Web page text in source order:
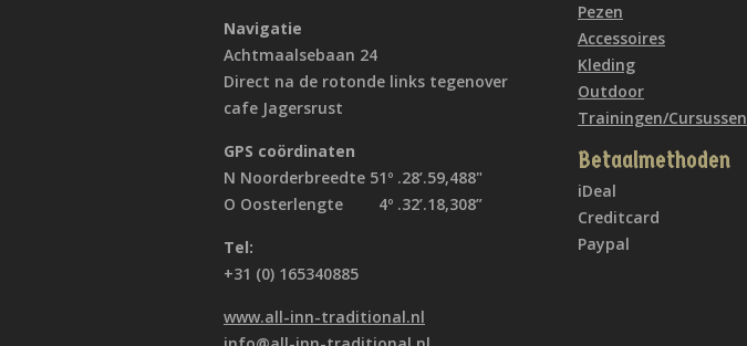
Navigatie
Achtmaalsebaan 24
Direct na de rotonde links tegenover
cafe Jagersrust
GPS coördinaten
N Noorderbreedte 51º .28’.59,488"
O Oosterlengte 4º .32’.18,308”
Tel:
+31 (0) 165340885
www.all-inn-traditional.nl
Pezen
Accessoires
Kleding
Outdoor
Trainingen/Cursussen
Betaalmethoden
iDeal
Creditcard
Paypal